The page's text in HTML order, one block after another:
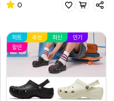
0
히트 추천 최신
인기
할인